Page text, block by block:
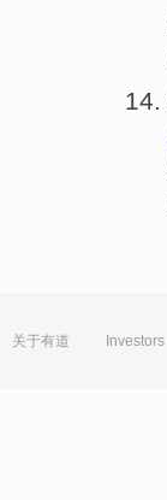
关于有道 Investors